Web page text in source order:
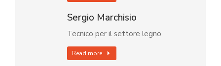
Sergio Marchisio
Tecnico per il settore legno
Read more